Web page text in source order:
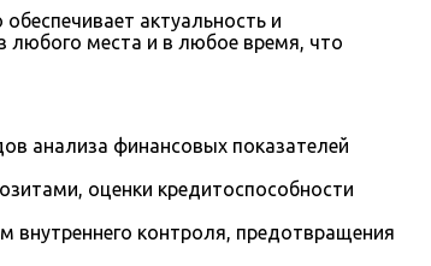
актуальность и
любого места и в любое время, что
анализа финансовых показателей
оценки кредитоспособности
внутреннего контроля, предотвращения